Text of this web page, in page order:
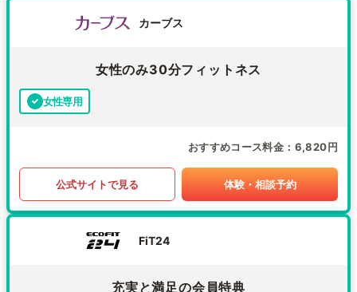
カーブス
女性のみ30分フィットネス
女性専用
おすすめコース料金 6,820円
公式サイトで見る 体験・相談予約
FiT24
充実と満足の会員特典